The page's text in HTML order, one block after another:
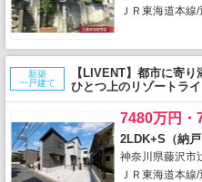
ＪＲ東海道本線
新築
一戸建て
【LIVENT】都市に寄
ひとつ上のリゾートラ
7480万円・
2LDK+S（納戸
神奈川県藤沢市
ＪＲ東海道本